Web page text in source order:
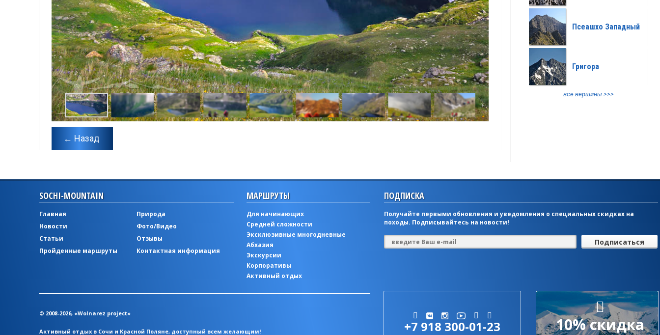
← Назад
Псеашхо Западный
Григора
все вершины >>>
SOCHI-MOUNTAIN
Главная
Новости
Статьи
Пройденные маршруты
Природа
Фото/Видео
Отзывы
Контактная информация
МАРШРУТЫ
Для начинающих
Средней сложности
Эксклюзивные многодневные
Абхазия
Экскурсии
Корпоративы
Активный отдых
ПОДПИСКА
Получайте первыми обновления и уведомления о специальных скидках на
походы. Подписывайтесь на новости!
© 2008-2026, «Wolnarez project»
Активный отдых в Сочи и Красной Поляне, доступный всем желающим! +7 918 300-01-23 10% скидка